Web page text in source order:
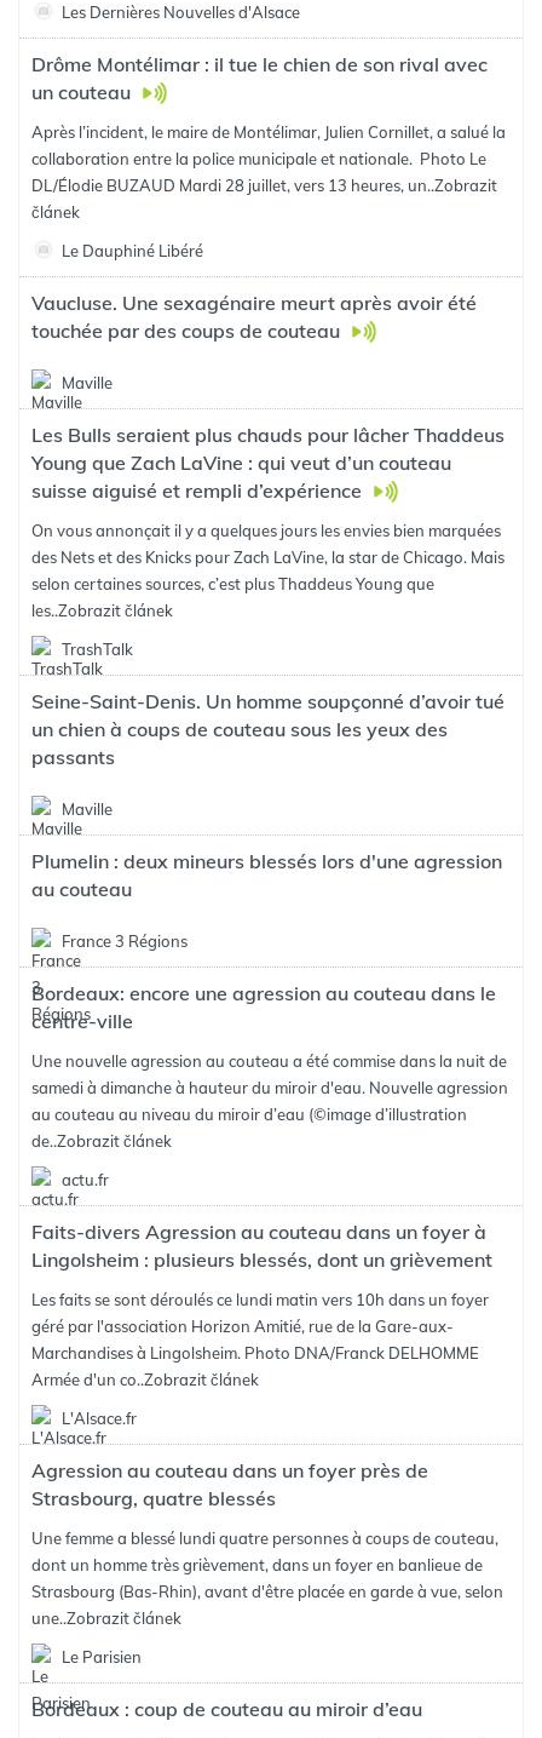
Les Dernières Nouvelles d'Alsace
Drôme Montélimar : il tue le chien de son rival avec
un couteau
Après l’incident, le maire de Montélimar, Julien Cornillet, a salué la
collaboration entre la police municipale et nationale. Photo Le
DL/Élodie BUZAUD Mardi 28 juillet, vers 13 heures, un..Zobrazit
článek
Le Dauphiné Libéré
Vaucluse. Une sexagénaire meurt après avoir été
touchée par des coups de couteau
Maville
Les Bulls seraient plus chauds pour lâcher Thaddeus
Young que Zach LaVine : qui veut d’un couteau
suisse aiguisé et rempli d’expérience
On vous annonçait il y a quelques jours les envies bien marquées
des Nets et des Knicks pour Zach LaVine, la star de Chicago. Mais
selon certaines sources, c’est plus Thaddeus Young que
les..Zobrazit článek
TrashTalk
Seine-Saint-Denis. Un homme soupçonné d’avoir tué
un chien à coups de couteau sous les yeux des
passants
Maville
Plumelin : deux mineurs blessés lors d'une agression
au couteau
France 3 Régions
Bordeaux: encore une agression au couteau dans le
centre-ville
Une nouvelle agression au couteau a été commise dans la nuit de
samedi à dimanche à hauteur du miroir d'eau. Nouvelle agression
au couteau au niveau du miroir d’eau (©image d’illustration
de..Zobrazit článek
actu.fr
Faits-divers Agression au couteau dans un foyer à
Lingolsheim : plusieurs blessés, dont un grièvement
Les faits se sont déroulés ce lundi matin vers 10h dans un foyer
géré par l'association Horizon Amitié, rue de la Gare-aux-
Marchandises à Lingolsheim. Photo DNA/Franck DELHOMME
Armée d'un co..Zobrazit článek
L'Alsace.fr
Agression au couteau dans un foyer près de
Strasbourg, quatre blessés
Une femme a blessé lundi quatre personnes à coups de couteau,
dont un homme très grièvement, dans un foyer en banlieue de
Strasbourg (Bas-Rhin), avant d'être placée en garde à vue, selon
une..Zobrazit článek
Le Parisien
Bordeaux : coup de couteau au miroir d’eau